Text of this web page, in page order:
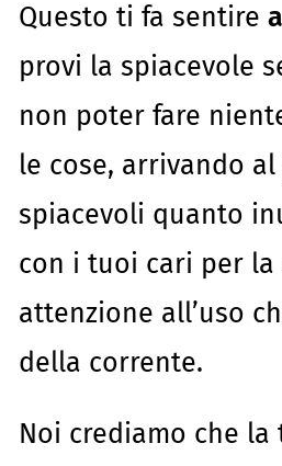
Questo ti fa sentire
provi la spiacevole
non poter fare
le cose, arrivando
spiacevoli quanto
con i tuoi cari per la
attenzione all’uso
della corrente.
Noi crediamo che la